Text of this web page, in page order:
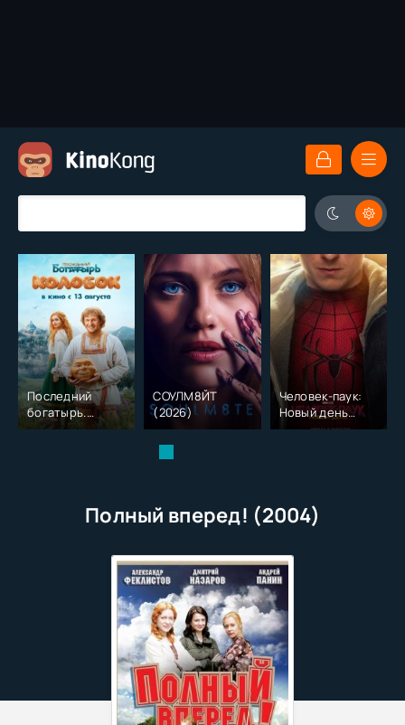
Последний
богатырь.
Колобок (2026)
СОУЛМ8ЙТ
(2026)
Человек-паук:
Новый день
(2026)
Полный вперед! (2004)